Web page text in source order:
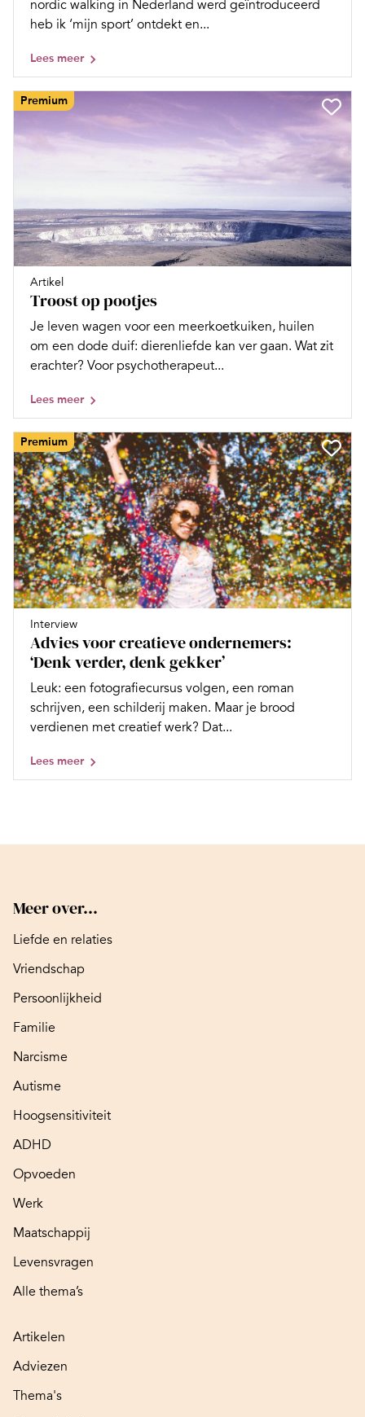
nordic walking in Nederland werd geïntroduceerd
heb ik ‘mijn sport’ ontdekt en...
Lees meer
Premium
Artikel
Troost op pootjes
Je leven wagen voor een meerkoetkuiken, huilen
om een dode duif: dierenliefde kan ver gaan. Wat zit
erachter? Voor psychotherapeut...
Lees meer
Premium
Interview
Advies voor creatieve ondernemers:
‘Denk verder, denk gekker’
Leuk: een fotografiecursus volgen, een roman
schrijven, een schilderij maken. Maar je brood
verdienen met creatief werk? Dat...
Lees meer
Meer over...
Liefde en relaties
Vriendschap
Persoonlijkheid
Familie
Narcisme
Autisme
Hoogsensitiviteit
ADHD
Opvoeden
Werk
Maatschappij
Levensvragen
Alle thema’s
Artikelen
Adviezen
Thema's